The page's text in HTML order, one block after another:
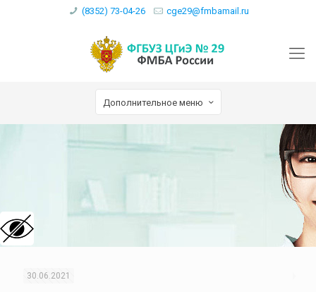
(8352) 73-04-26 cge29@fmbamail.ru
Дополнительное меню
30.06.2021